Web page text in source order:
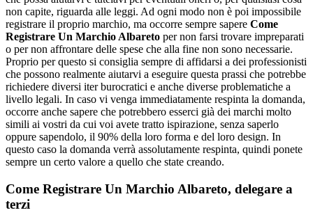
non capite, riguarda alle leggi. Ad ogni modo non è poi impossibile
registrare il proprio marchio, ma occorre sempre sapere Come
Registrare Un Marchio Albareto per non farsi trovare impreparati
o per non affrontare delle spese che alla fine non sono necessarie.
Proprio per questo si consiglia sempre di affidarsi a dei professionisti
che possono realmente aiutarvi a eseguire questa prassi che potrebbe
richiedere diversi iter burocratici e anche diverse problematiche a
livello legali. In caso vi venga immediatamente respinta la domanda,
occorre anche sapere che potrebbero esserci già dei marchi molto
simili ai vostri da cui voi avete tratto ispirazione, senza saperlo
oppure sapendolo, il 90% della loro forma e del loro design. In
questo caso la domanda verrà assolutamente respinta, quindi ponete
sempre un certo valore a quello che state creando.
Come Registrare Un Marchio Albareto, delegare a
terzi